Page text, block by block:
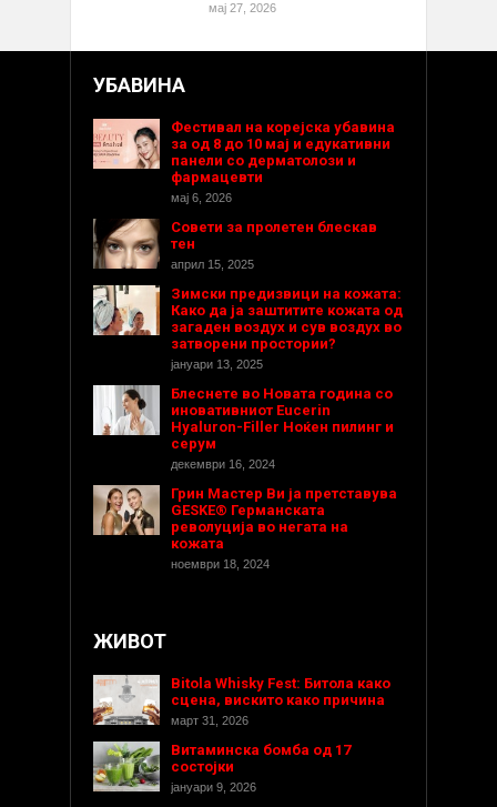
мај 27, 2026
УБАВИНА
Фестивал на корејска убавина
за од 8 до 10 мај и едукативни
панели со дерматолози и
фармацевти
мај 6, 2026
Совети за пролетен блескав
тен
април 15, 2025
Зимски предизвици на кожата:
Како да ја заштитите кожата од
загаден воздух и сув воздух во
затворени простории?
јануари 13, 2025
Блеснете во Новата година со
иновативниот Eucerin
Hyaluron-Filler Ноќен пилинг и
серум
декември 16, 2024
Грин Мастер Ви ја претставува
GESKE® Германската
револуција во негата на
кожата
ноември 18, 2024
ЖИВОТ
Bitola Whisky Fest: Битола како
сцена, вискито како причина
март 31, 2026
Витаминска бомба од 17
состојки
јануари 9, 2026